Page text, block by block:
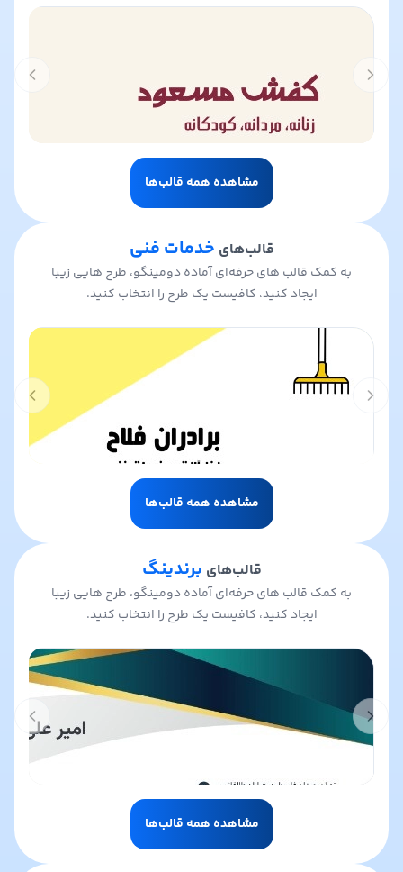
Previous slide
slide
مشاهده همه قالب‌ها
قالب‌های خدمات فنی
به کمک قالب های حرفه‌ای آماده دومینگو، طرح هایی زیبا
ایجاد کنید، کافیست یک طرح را انتخاب کنید.
Previous slide
slide
مشاهده همه قالب‌ها
قالب‌های برندینگ
به کمک قالب های حرفه‌ای آماده دومینگو، طرح هایی زیبا
ایجاد کنید، کافیست یک طرح را انتخاب کنید.
Previous slide
slide
مشاهده همه قالب‌ها